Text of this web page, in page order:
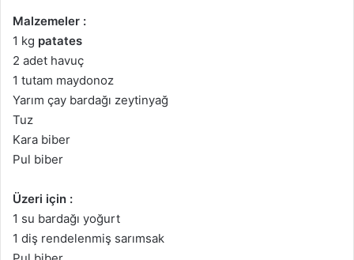
Malzemeler :
1 kg patates
2 adet havuç
1 tutam maydonoz
Yarım çay bardağı zeytinyağ
Tuz
Kara biber
Pul biber
Üzeri için :
1 su bardağı yoğurt
1 diş rendelenmiş sarımsak